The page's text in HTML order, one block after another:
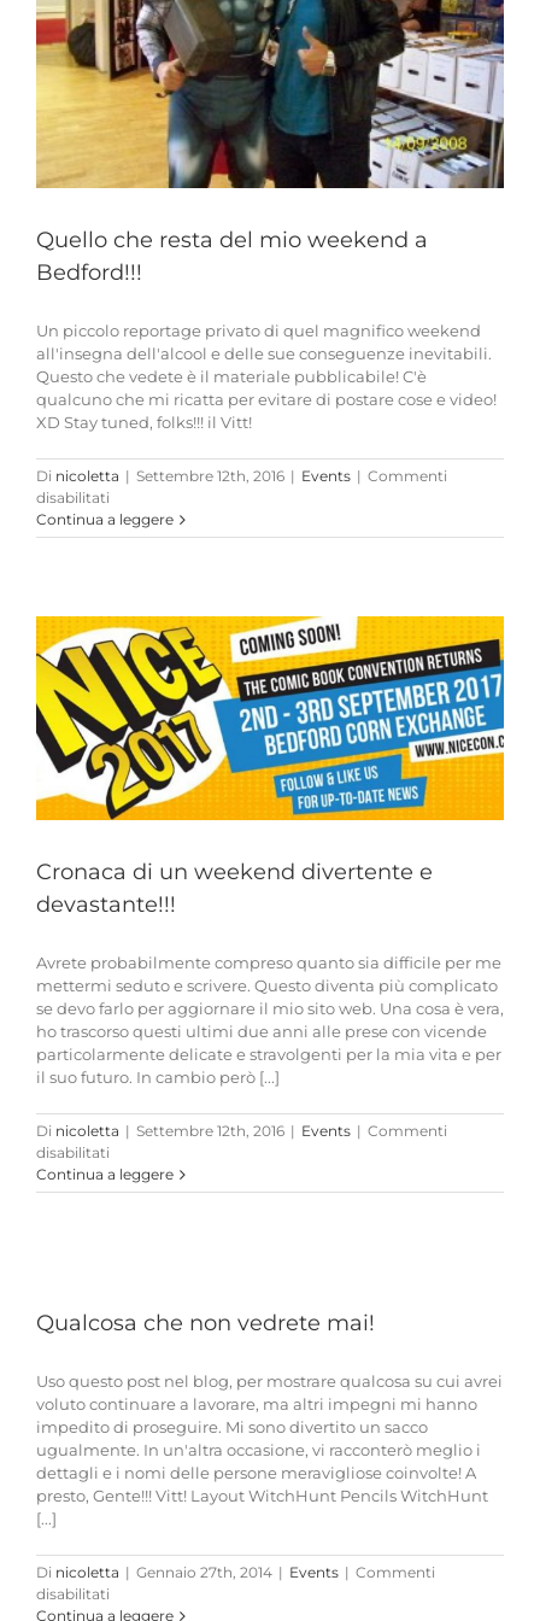
Quello che resta del mio weekend a
Bedford!!!
Un piccolo reportage privato di quel magnifico weekend
all'insegna dell'alcool e delle sue conseguenze inevitabili.
Questo che vedete è il materiale pubblicabile! C'è
qualcuno che mi ricatta per evitare di postare cose e video!
XD Stay tuned, folks!!! il Vitt!
Di nicoletta | Settembre 12th, 2016 | Events | Commenti
disabilitati
Quello
che
weekend
a
Bedford!!!
Continua a leggere
Cronaca di un weekend divertente e
devastante!!!
Avrete probabilmente compreso quanto sia difficile per me
mettermi seduto e scrivere. Questo diventa più complicato
se devo farlo per aggiornare il mio sito web. Una cosa è vera,
ho trascorso questi ultimi due anni alle prese con vicende
particolarmente delicate e stravolgenti per la mia vita e per
il suo futuro. In cambio però [...]
Di nicoletta | Settembre 12th, 2016 | Events | Commenti
disabilitati
Cronaca
di
Continua a leggere
Qualcosa che non vedrete mai!
Uso questo post nel blog, per mostrare qualcosa su cui avrei
voluto continuare a lavorare, ma altri impegni mi hanno
impedito di proseguire. Mi sono divertito un sacco
ugualmente. In un'altra occasione, vi racconterò meglio i
dettagli e i nomi delle persone meravigliose coinvolte! A
presto, Gente!!! Vitt! Layout WitchHunt Pencils WitchHunt
[...]
Di nicoletta | Gennaio 27th, 2014 | Events | Commenti
disabilitati
Qualcosa
Continua a leggere